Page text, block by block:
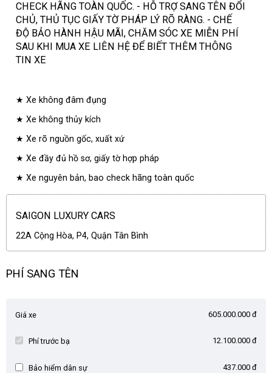
CHECK HÃNG TOÀN QUỐC. - HỖ TRỢ SANG TÊN ĐỔI
CHỦ, THỦ TỤC GIẤY TỜ PHÁP LÝ RÕ RÀNG. - CHẾ
ĐỘ BẢO HÀNH HẬU MÃI, CHĂM SÓC XE MIỄN PHÍ
SAU KHI MUA XE LIÊN HỆ ĐỂ BIẾT THÊM THÔNG
TIN XE
★ Xe không đâm đụng
★ Xe không thủy kích
★ Xe rõ nguồn gốc, xuất xứ
★ Xe đầy đủ hồ sơ, giấy tờ hợp pháp
★ Xe nguyên bản, bao check hãng toàn quốc
SAIGON LUXURY CARS
22A Cộng Hòa, P4, Quận Tân Bình
PHÍ SANG TÊN
Giá xe 605.000.000 đ
Phí trước bạ 12.100.000 đ
Bảo hiểm dân sự 437.000 đ